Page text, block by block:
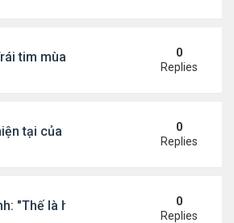
tim mùa thu' sau 26 năm
0
Replies
tại của Quang Lê
0
Replies
"Thế là hết"
0
Replies